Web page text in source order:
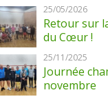
25/05/2026
Retour sur
du Cœur !
25/11/2025
Journée
novembre